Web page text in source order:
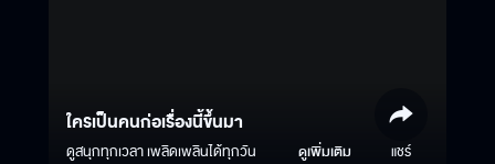
ใครเป็นคนก่อเรื่องนี้ขึ้นมา
ดูสนุกทุกเวลา เพลิดเพลินได้ทุกวัน ดูเพิ่มเติม แชร์